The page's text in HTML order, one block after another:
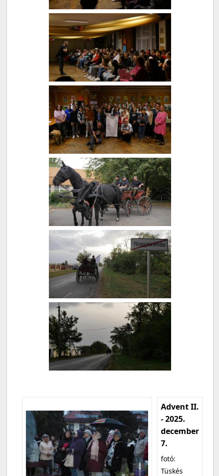
Advent II.
- 2025.
december
7.
fotó:
Tüskés